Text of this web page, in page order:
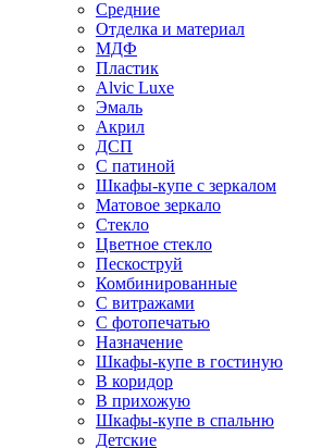
Средние
Отделка и материал
МДФ
Пластик
Alvic Luxe
Эмаль
Акрил
ДСП
С патиной
Шкафы-купе с зеркалом
Матовое зеркало
Стекло
Цветное стекло
Пескоструй
Комбинированные
С витражами
С фотопечатью
Назначение
Шкафы-купе в гостиную
В коридор
В прихожую
Шкафы-купе в спальню
Детские